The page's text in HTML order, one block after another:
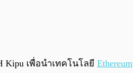
Kipu เพื่อนำเทคโนโลยี Ethereum